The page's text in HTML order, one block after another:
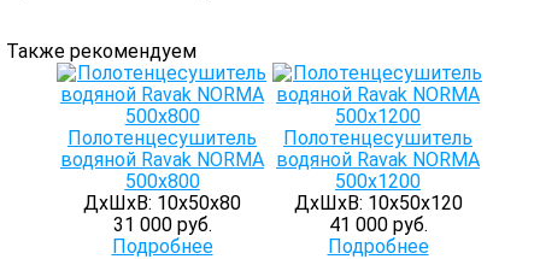
Также рекомендуем
Полотенцесушитель
водяной Ravak NORMA
500х800
ДхШхВ: 10х50х80
31 000 руб.
Подробнее
Полотенцесушитель
водяной Ravak NORMA
500x1200
ДхШхВ: 10х50х120
41 000 руб.
Подробнее